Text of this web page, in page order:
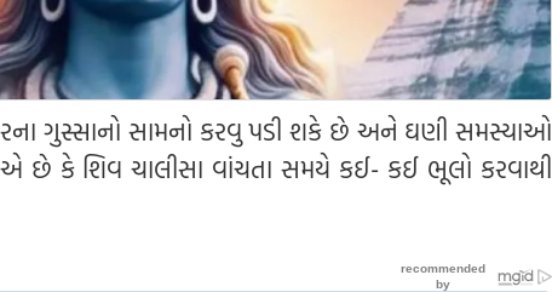
ગુસ્સાનો સામનો કરવુ પડી શકે છે અને ઘણી સમસ્યાઓ
છે કે શિવ ચાલીસા વાંચતા સમયે કઈ- કઈ ભૂલો કરવાથી